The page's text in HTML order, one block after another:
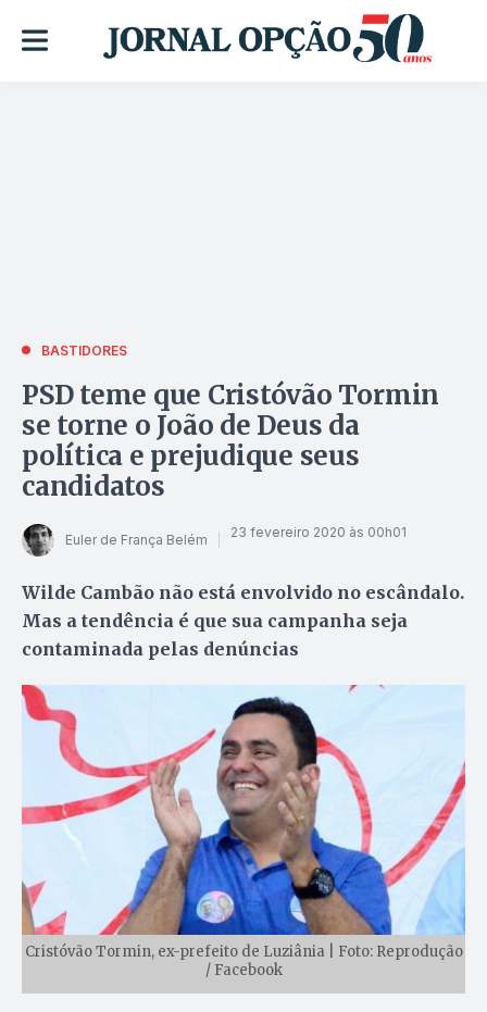
BASTIDORES
PSD teme que Cristóvão Tormin
se torne o João de Deus da
política e prejudique seus
candidatos
Euler de França Belém 23 fevereiro 2020 às 00h01
Wilde Cambão não está envolvido no escândalo.
Mas a tendência é que sua campanha seja
contaminada pelas denúncias
Cristóvão Tormin, ex-prefeito de Luziânia | Foto: Reprodução
/ Facebook